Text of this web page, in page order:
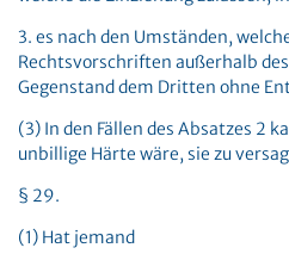
3. es nach den Umständen,
Rechtsvorschriften außerhalb
Gegenstand dem Dritten ohne
(3) In den Fällen des Absatzes 2
unbillige Härte wäre, sie zu
§ 29.
(1) Hat jemand